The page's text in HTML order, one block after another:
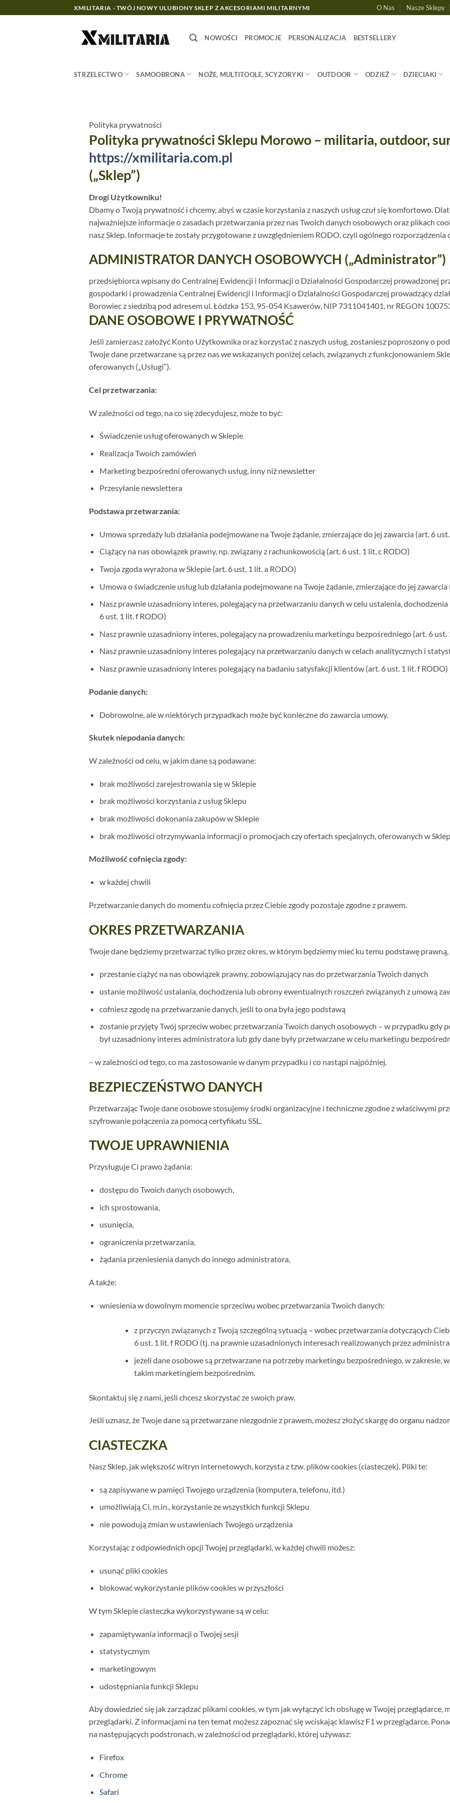
do
XMILITARIA - TWÓJ NOWY ULUBIONY SKLEP Z AKCESORIAMI MILITARNYMI O Nas Nasze Sklepy
NOWOŚCI PROMOCJE PERSONALIZACJA BESTSELLERY
STRZELECTWO SAMOOBRONA NOŻE, MULTITOOLE, SCYZORYKI OUTDOOR ODZIEŻ DZIECIAKI
Polityka prywatności
Polityka prywatności Sklepu Morowo – militaria, outdoor,
https://xmilitaria.com.pl
(„Sklep”)
Drogi Użytkowniku!
Dbamy o Twoją prywatność i chcemy, abyś w czasie korzystania z naszych usług czuł się komfortowo.
najważniejsze informacje o zasadach przetwarzania przez nas Twoich danych osobowych oraz plikach
nasz Sklep. Informacje te zostały przygotowane z uwzględnieniem RODO, czyli ogólnego rozporządzenia
ADMINISTRATOR DANYCH OSOBOWYCH („Administrator”)
przedsiębiorca wpisany do Centralnej Ewidencji i Informacji o Działalności Gospodarczej prowadzonej
gospodarki i prowadzenia Centralnej Ewidencji i Informacji o Działalności Gospodarczej prowadzący
Borowiec z siedzibą pod adresem ul. Łódzka 153, 95-054 Ksawerów, NIP 7311041401, nr REGON
DANE OSOBOWE I PRYWATNOŚĆ
Jeśli zamierzasz założyć Konto Użytkownika oraz korzystać z naszych usług, zostaniesz poproszony o
Twoje dane przetwarzane są przez nas we wskazanych poniżej celach, związanych z funkcjonowaniem
oferowanych („Usługi”).
Cel przetwarzania:
W zależności od tego, na co się zdecydujesz, może to być:
Świadczenie usług oferowanych w Sklepie
Realizacja Twoich zamówień
Marketing bezpośredni oferowanych usług, inny niż newsletter
Przesyłanie newslettera
Podstawa przetwarzania:
Umowa sprzedaży lub działania podejmowane na Twoje żądanie, zmierzające do jej zawarcia (art. 6
Ciążący na nas obowiązek prawny, np. związany z rachunkowością (art. 6 ust. 1 lit. c RODO)
Twoja zgoda wyrażona w Sklepie (art. 6 ust. 1 lit. a RODO)
Umowa o świadczenie usług lub działania podejmowane na Twoje żądanie, zmierzające do jej
Nasz prawnie uzasadniony interes, polegający na przetwarzaniu danych w celu ustalenia,
6 ust. 1 lit. f RODO)
Nasz prawnie uzasadniony interes, polegający na prowadzeniu marketingu bezpośredniego (art. 6 ust.
Nasz prawnie uzasadniony interes polegający na przetwarzaniu danych w celach analitycznych i
Nasz prawnie uzasadniony interes polegający na badaniu satysfakcji klientów (art. 6 ust. 1 lit. f RODO)
Podanie danych:
Dobrowolne, ale w niektórych przypadkach może być konieczne do zawarcia umowy.
Skutek niepodania danych:
W zależności od celu, w jakim dane są podawane:
brak możliwości zarejestrowania się w Sklepie
brak możliwości korzystania z usług Sklepu
brak możliwości dokonania zakupów w Sklepie
brak możliwości otrzymywania informacji o promocjach czy ofertach specjalnych, oferowanych w
Możliwość cofnięcia zgody:
w każdej chwili
Przetwarzanie danych do momentu cofnięcia przez Ciebie zgody pozostaje zgodne z prawem.
OKRES PRZETWARZANIA
Twoje dane będziemy przetwarzać tylko przez okres, w którym będziemy mieć ku temu podstawę
przestanie ciążyć na nas obowiązek prawny, zobowiązujący nas do przetwarzania Twoich danych
ustanie możliwość ustalania, dochodzenia lub obrony ewentualnych roszczeń związanych z umową
cofniesz zgodę na przetwarzanie danych, jeśli to ona była jego podstawą
zostanie przyjęty Twój sprzeciw wobec przetwarzania Twoich danych osobowych – w przypadku gdy
był uzasadniony interes administratora lub gdy dane były przetwarzane w celu marketingu
– w zależności od tego, co ma zastosowanie w danym przypadku i co nastąpi najpóźniej.
BEZPIECZEŃSTWO DANYCH
Przetwarzając Twoje dane osobowe stosujemy środki organizacyjne i techniczne zgodne z właściwymi
szyfrowanie połączenia za pomocą certyfikatu SSL.
TWOJE UPRAWNIENIA
Przysługuje Ci prawo żądania:
dostępu do Twoich danych osobowych,
ich sprostowania,
usunięcia,
ograniczenia przetwarzania,
żądania przeniesienia danych do innego administratora,
A także:
wniesienia w dowolnym momencie sprzeciwu wobec przetwarzania Twoich danych:
z przyczyn związanych z Twoją szczególną sytuacją – wobec przetwarzania dotyczących
6 ust. 1 lit. f RODO (tj. na prawnie uzasadnionych interesach realizowanych przez
jeżeli dane osobowe są przetwarzane na potrzeby marketingu bezpośredniego, w zakresie,
takim marketingiem bezpośrednim.
Skontaktuj się z nami, jeśli chcesz skorzystać ze swoich praw.
Jeśli uznasz, że Twoje dane są przetwarzane niezgodnie z prawem, możesz złożyć skargę do organu
CIASTECZKA
Nasz Sklep, jak większość witryn internetowych, korzysta z tzw. plików cookies (ciasteczek). Pliki te:
są zapisywane w pamięci Twojego urządzenia (komputera, telefonu, itd.)
umożliwiają Ci, m.in., korzystanie ze wszystkich funkcji Sklepu
nie powodują zmian w ustawieniach Twojego urządzenia
Korzystając z odpowiednich opcji Twojej przeglądarki, w każdej chwili możesz:
usunąć pliki cookies
blokować wykorzystanie plików cookies w przyszłości
W tym Sklepie ciasteczka wykorzystywane są w celu:
zapamiętywania informacji o Twojej sesji
statystycznym
marketingowym
udostępniania funkcji Sklepu
Aby dowiedzieć się jak zarządzać plikami cookies, w tym jak wyłączyć ich obsługę w Twojej przeglądarce,
przeglądarki. Z informacjami na ten temat możesz zapoznać się wciskając klawisz F1 w przeglądarce.
na następujących podstronach, w zależności od przeglądarki, której używasz:
Firefox
Chrome
Safari